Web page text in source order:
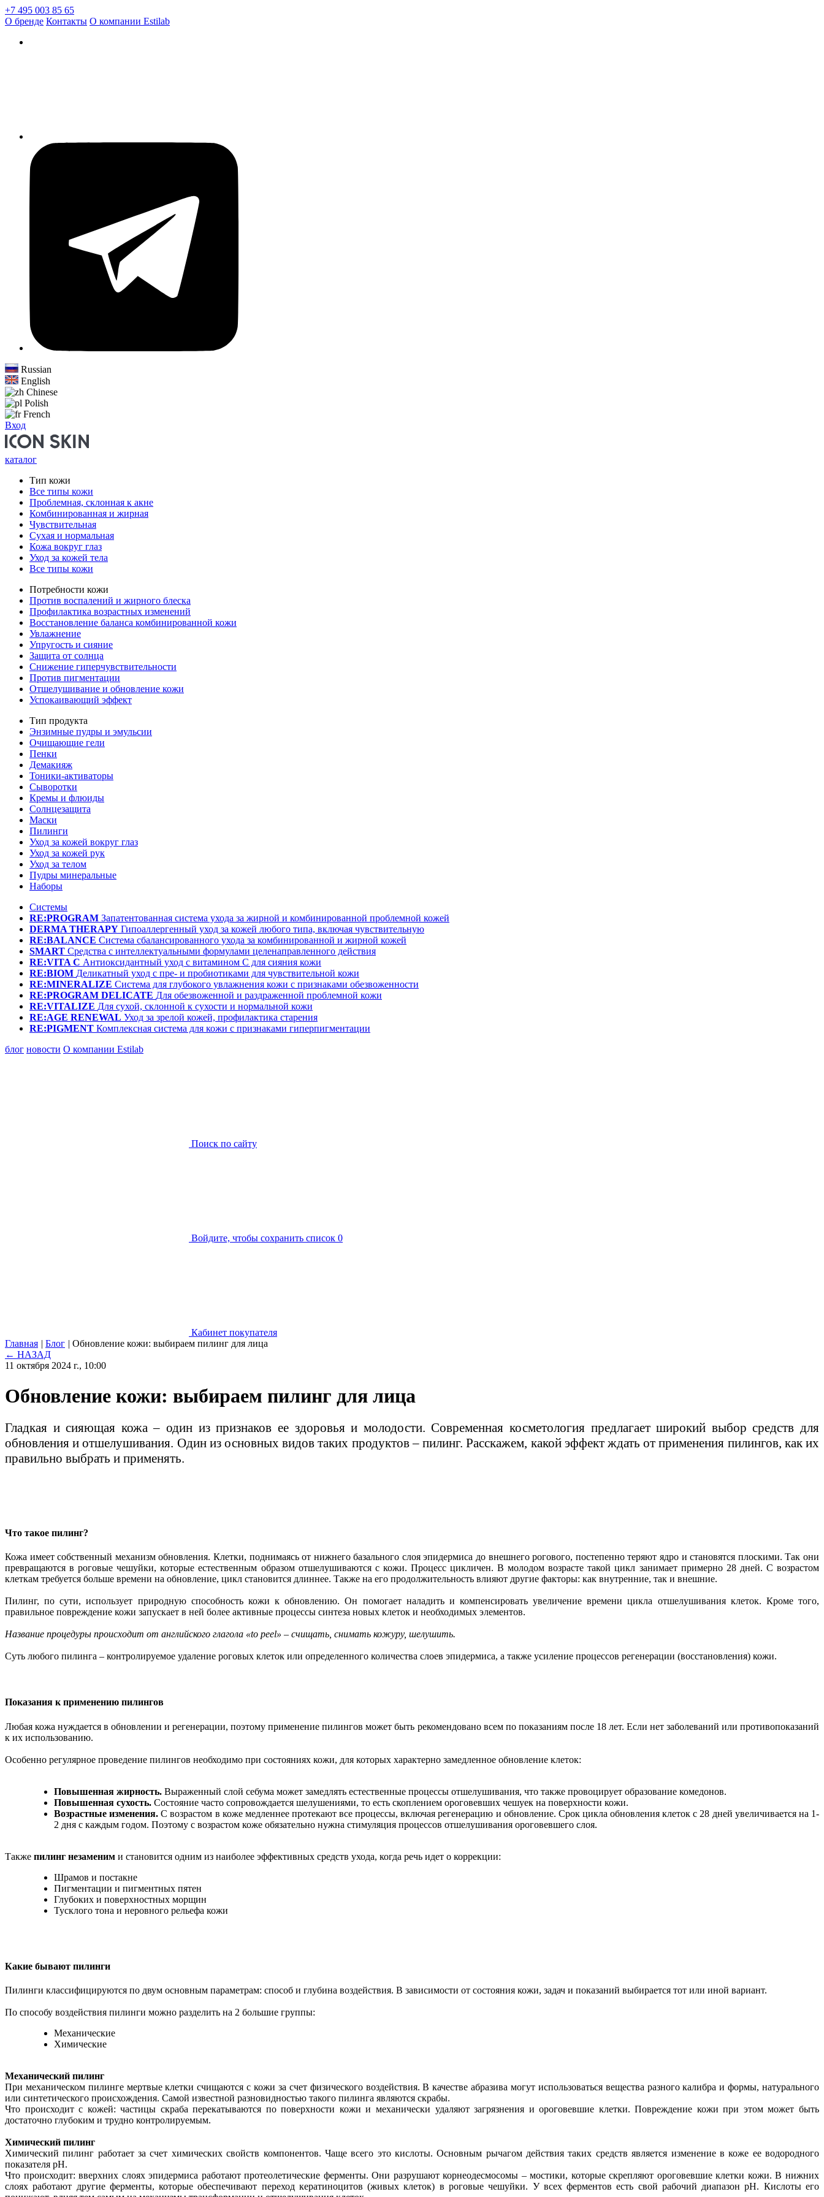
+7 495 003 85 65
О бренде Контакты О компании Estilab
Russian
English
Chinese
Polish
French
Вход
каталог
Тип кожи
Все типы кожи
Проблемная, склонная к акне
Комбинированная и жирная
Чувствительная
Сухая и нормальная
Кожа вокруг глаз
Уход за кожей тела
Все типы кожи
Потребности кожи
Против воспалений и жирного блеска
Профилактика возрастных изменений
Восстановление баланса комбинированной кожи
Увлажнение
Упругость и сияние
Защита от солнца
Снижение гиперчувствительности
Против пигментации
Отшелушивание и обновление кожи
Успокаивающий эффект
Тип продукта
Энзимные пудры и эмульсии
Очищающие гели
Пенки
Демакияж
Тоники-активаторы
Сыворотки
Кремы и флюиды
Солнцезащита
Маски
Пилинги
Уход за кожей вокруг глаз
Уход за кожей рук
Уход за телом
Пудры минеральные
Наборы
Системы
RE:PROGRAM Запатентованная система ухода за жирной и комбинированной проблемной кожей
DERMA THERAPY Гипоаллергенный уход за кожей любого типа, включая чувствительную
RE:BALANCE Система сбалансированного ухода за комбинированной и жирной кожей
SMART Средства с интеллектуальными формулами целенаправленного действия
RE:VITA C Антиоксидантный уход с витамином С для сияния кожи
RE:BIOM Деликатный уход с пре- и пробиотиками для чувствительной кожи
RE:MINERALIZE Система для глубокого увлажнения кожи с признаками обезвоженности
RE:PROGRAM DELICATE Для обезвоженной и раздраженной проблемной кожи
RE:VITALIZE Для сухой, склонной к сухости и нормальной кожи
RE:AGE RENEWAL Уход за зрелой кожей, профилактика старения
RE:PIGMENT Комплексная система для кожи с признаками гиперпигментации
блог новости О компании Estilab
Поиск по сайту
Войдите, чтобы сохранить список 0
Кабинет покупателя
Главная | Блог | Обновление кожи: выбираем пилинг для лица
← НАЗАД
11 октября 2024 г., 10:00
Обновление кожи: выбираем пилинг для лица
Гладкая и сияющая кожа – один из признаков ее здоровья и молодости. Современная косметология предлагает широкий выбор средств для
обновления и отшелушивания. Один из основных видов таких продуктов – пилинг. Расскажем, какой эффект ждать от применения пилингов, как их
правильно выбрать и применять.
Что такое пилинг?
Кожа имеет собственный механизм обновления. Клетки, поднимаясь от нижнего базального слоя эпидермиса до внешнего рогового, постепенно теряют ядро и становятся плоскими. Так они
превращаются в роговые чешуйки, которые естественным образом отшелушиваются с кожи. Процесс цикличен. В молодом возрасте такой цикл занимает примерно 28 дней. С возрастом
клеткам требуется больше времени на обновление, цикл становится длиннее. Также на его продолжительность влияют другие факторы: как внутренние, так и внешние.
Пилинг, по сути, использует природную способность кожи к обновлению. Он помогает наладить и компенсировать увеличение времени цикла отшелушивания клеток. Кроме того,
правильное повреждение кожи запускает в ней более активные процессы синтеза новых клеток и необходимых элементов.
Название процедуры происходит от английского глагола «to peel» – счищать, снимать кожуру, шелушить.
Суть любого пилинга – контролируемое удаление роговых клеток или определенного количества слоев эпидермиса, а также усиление процессов регенерации (восстановления) кожи.
Показания к применению пилингов
Любая кожа нуждается в обновлении и регенерации, поэтому применение пилингов может быть рекомендовано всем по показаниям после 18 лет. Если нет заболеваний или противопоказаний
к их использованию.
Особенно регулярное проведение пилингов необходимо при состояниях кожи, для которых характерно замедленное обновление клеток:
Повышенная жирность. Выраженный слой себума может замедлять естественные процессы отшелушивания, что также провоцирует образование комедонов.
Повышенная сухость. Состояние часто сопровождается шелушениями, то есть скоплением ороговевших чешуек на поверхности кожи.
Возрастные изменения.С возрастом в коже медленнее протекают все процессы, включая регенерацию и обновление. Срок цикла обновления клеток с 28 дней увеличивается на 1-
2 дня с каждым годом. Поэтому с возрастом коже обязательно нужна стимуляция процессов отшелушивания ороговевшего слоя.
Также пилинг незаменим и становится одним из наиболее эффективных средств ухода, когда речь идет о коррекции:
Шрамов и постакне
Пигментации и пигментных пятен
Глубоких и поверхностных морщин
Тусклого тона и неровного рельефа кожи
Какие бывают пилинги
Пилинги классифицируются по двум основным параметрам: способ и глубина воздействия. В зависимости от состояния кожи, задач и показаний выбирается тот или иной вариант.
По способу воздействия пилинги можно разделить на 2 большие группы:
Механические
Химические
Механический пилинг
При механическом пилинге мертвые клетки счищаются с кожи за счет физического воздействия. В качестве абразива могут использоваться вещества разного калибра и формы, натурального
или синтетического происхождения. Самой известной разновидностью такого пилинга являются скрабы.
Что происходит с кожей: частицы скраба перекатываются по поверхности кожи и механически удаляют загрязнения и ороговевшие клетки. Повреждение кожи при этом может быть
достаточно глубоким и трудно контролируемым.
Химический пилинг
Химический пилинг работает за счет химических свойств компонентов. Чаще всего это кислоты. Основным рычагом действия таких средств является изменение в коже ее водородного
показателя рН.
Что происходит: вверхних слоях эпидермиса работают протеолетические ферменты. Они разрушают корнеодесмосомы – мостики, которые скрепляют ороговевшие клетки кожи. В нижних
слоях работают другие ферменты, которые обеспечивают переход кератиноцитов (живых клеток) в роговые чешуйки. У всех ферментов есть свой рабочий диапазон рН. Кислоты его